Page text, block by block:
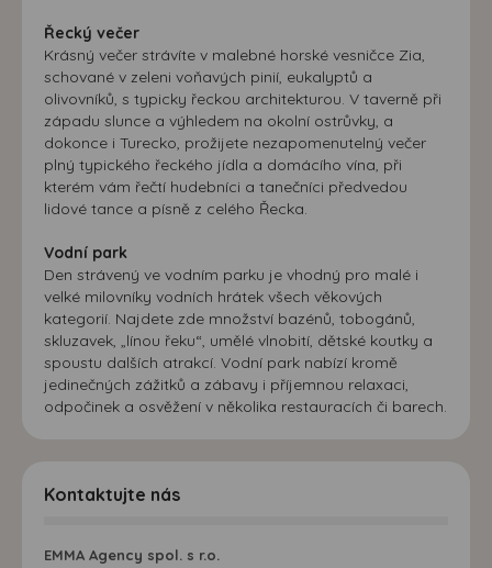
Řecký večer
Krásný večer strávíte v malebné horské vesničce Zia,
schované v zeleni voňavých pinií, eukalyptů a
olivovníků, s typicky řeckou architekturou. V taverně při
západu slunce a výhledem na okolní ostrůvky, a
dokonce i Turecko, prožijete nezapomenutelný večer
plný typického řeckého jídla a domácího vína, při
kterém vám řečtí hudebníci a tanečníci předvedou
lidové tance a písně z celého Řecka.
Vodní park
Den strávený ve vodním parku je vhodný pro malé i
velké milovníky vodních hrátek všech věkových
kategorií. Najdete zde množství bazénů, tobogánů,
skluzavek, „línou řeku“, umělé vlnobití, dětské koutky a
spoustu dalších atrakcí. Vodní park nabízí kromě
jedinečných zážitků a zábavy i příjemnou relaxaci,
odpočinek a osvěžení v několika restauracích či barech.
Kontaktujte nás
EMMA Agency spol. s r.o.